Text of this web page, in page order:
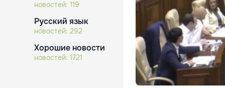
новостей: 119
Русский язык
новостей: 292
Хорошие новости
новостей: 1721